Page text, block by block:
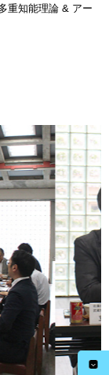
重知能理論 & アー